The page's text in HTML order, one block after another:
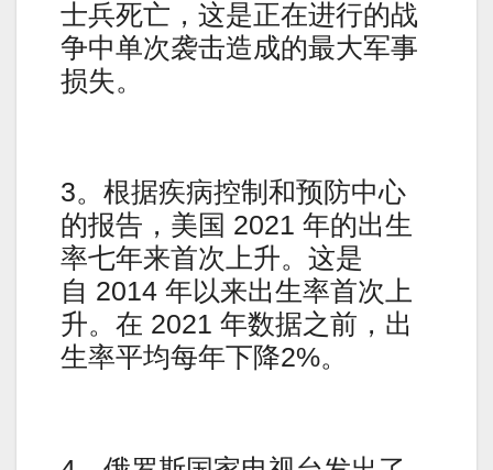
士兵死亡，这是正在进行的战
争中单次袭击造成的最大军事
损失。
3。根据疾病控制和预防中心
的报告，美国 2021 年的出生
率七年来首次上升。这是
自 2014 年以来出生率首次上
升。在 2021 年数据之前，出
生率平均每年下降2%。